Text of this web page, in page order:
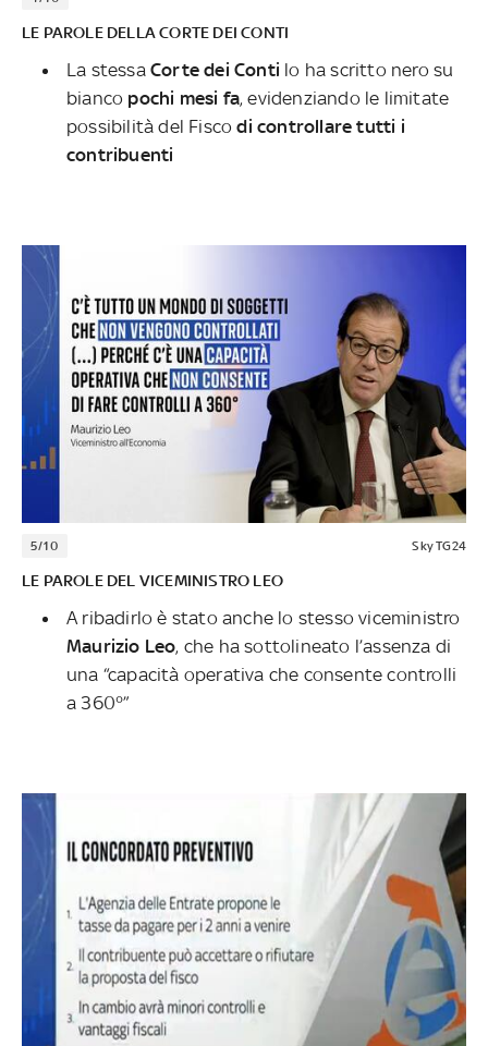
LE PAROLE DELLA CORTE DEI CONTI
La stessa Corte dei Conti lo ha scritto nero su
bianco pochi mesi fa, evidenziando le limitate
possibilità del Fiscodi controllare tutti i
contribuenti
5/10 Sky TG24
LE PAROLE DEL VICEMINISTRO LEO
A ribadirlo è stato anche lo stesso viceministro
Maurizio Leo, che ha sottolineato l’assenza di
una “capacità operativa che consente controlli
a 360°”